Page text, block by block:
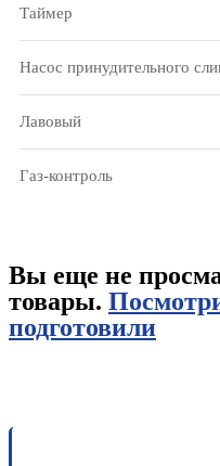
Таймер
Насос принудительного
Лавовый
Газ-контроль
Вы еще не
товары.
подготовили